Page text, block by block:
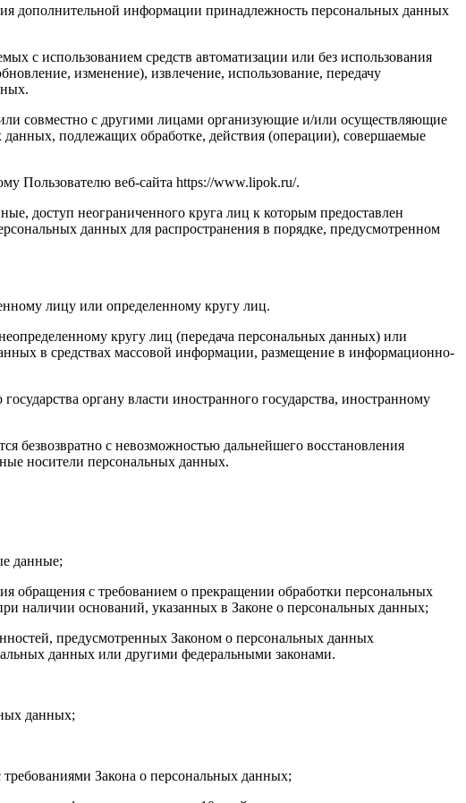
дополнительной информации принадлежность персональных данных
с использованием средств автоматизации или без использования
изменение), извлечение, использование, передачу
совместно с другими лицами организующие и/или осуществляющие
подлежащих обработке, действия (операции), совершаемые
Пользователю веб-сайта https://www.lipok.ru/.
доступ неограниченного круга лиц к которым предоставлен
данных для распространения в порядке, предусмотренном
лицу или определенному кругу лиц.
кругу лиц (передача персональных данных) или
в средствах массовой информации, размещение в информационно-
органу власти иностранного государства, иностранному
безвозвратно с невозможностью дальнейшего восстановления
носители персональных данных.
данные;
обращения с требованием о прекращении обработки персональных
наличии оснований, указанных в Законе о персональных данных;
предусмотренных Законом о персональных данных
данных или другими федеральными законами.
данных;
Закона о персональных данных;